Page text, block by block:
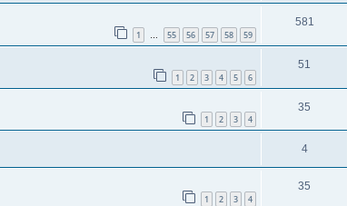
1 … 55 56 57 58 59
581
1 2 3 4 5 6
51
1 2 3 4
35
4
1 2 3 4
35